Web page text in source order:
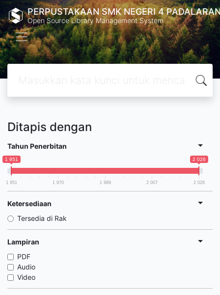
PERPUSTAKAAN SMK NEGERI 4
Open Source Library Management System
Ditapis dengan
Tahun Penerbitan
1 951 2 026
1 951 1 970 1 989 2 007 2 026
Ketersediaan
Tersedia di Rak
Lampiran
PDF
Audio
Video